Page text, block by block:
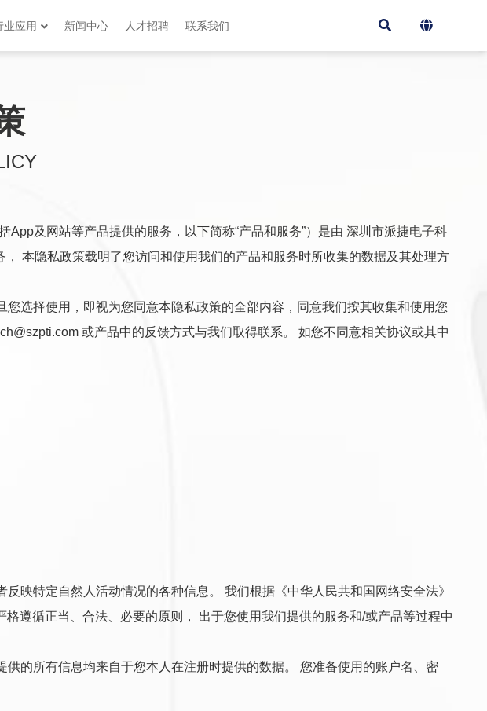
业应用 新闻中心 人才招聘 联系我们
及网站等产品提供的服务，以下简称“产品和服务”）是由 深圳市派捷电子科
本隐私政策载明了您访问和使用我们的产品和服务时所收集的数据及其处理方
选择使用，即视为您同意本隐私政策的全部内容，同意我们按其收集和使用您
或产品中的反馈方式与我们取得联系。 如您不同意相关协议或其中
映特定自然人活动情况的各种信息。 我们根据《中华人民共和国网络安全法》
遵循正当、合法、必要的原则， 出于您使用我们提供的服务和/或产品等过程中
的所有信息均来自于您本人在注册时提供的数据。 您准备使用的账户名、密